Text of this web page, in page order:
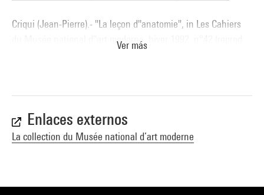
Criqui (Jean-Pierre).- "La leçon d''anatomie", in Les Cahiers
du Musée national d''art moderne, hiver 1992, n°42 (reprod.
collections du Musée national d''art moderne : Colmar,
Musée d''Unterlinden, 18 octobre 1997-1er mars 1998. - Paris
: éd. du Centre Pompidou/Réunion des musées nationaux,
Ver más
Enlaces externos
La collection du Musée national d’art moderne